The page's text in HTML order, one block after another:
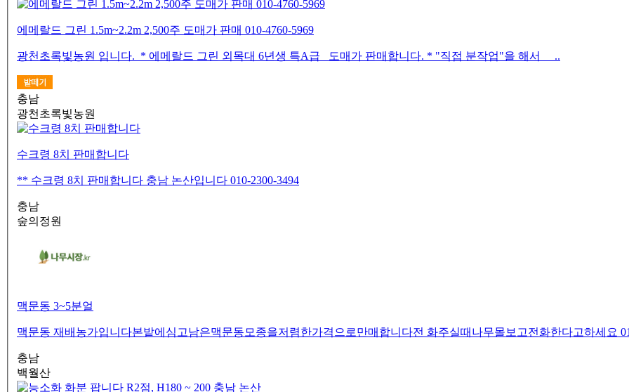
에메랄드 그린 1.5m~2.2m 2,500주 도매가 판매 010-4760-5969
광천초록빛농원 입니다. * 에메랄드 그린 외목대 6년생 특A급 도매가 판매합니다. * "직접 분작업"을 해서 ..
충남
광천초록빛농원
수크령 8치 판매합니다
** 수크령 8치 판매합니다 충남 논산입니다 010-2300-3494
충남
숲의정원
맥문동 3~5분얼
맥문동 재배농가입니다본밭에심고남은맥문동모종을저렴한가격으로만매합니다전 화주실때나무몰보고전화한다고하세요
충남
백월산